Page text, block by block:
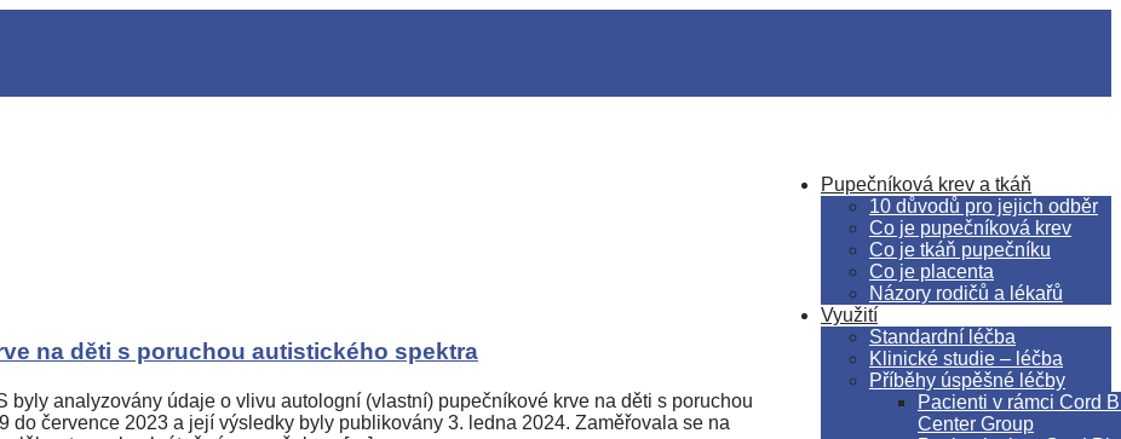
Pupečníková krev a tkáň
10 důvodů pro jejich odběr
Co je pupečníková krev
Co je tkáň pupečníku
Co je placenta
Názory rodičů a lékařů
Využití
Standardní léčba
Klinické studie – léčba
Příběhy úspěšné léčby
Pacienti v rámci Cord
Center Group
na děti s poruchou autistického spektra
analyzovány údaje o vlivu autologní (vlastní) pupečníkové krve na děti s poruchou
července 2023 a její výsledky byly publikovány 3. ledna 2024. Zaměřovala se na